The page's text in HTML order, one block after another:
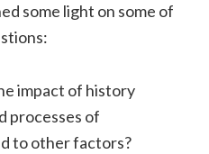
some light on some of
impact of history
processes of
to other factors?